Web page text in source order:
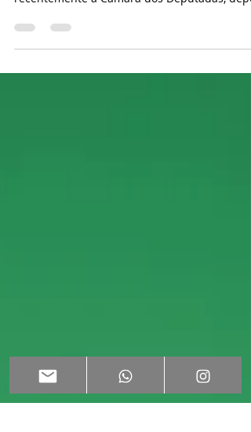
"Recentemente o assunto mais comentado no
meio jurídico é a Reforma Tributária, e que